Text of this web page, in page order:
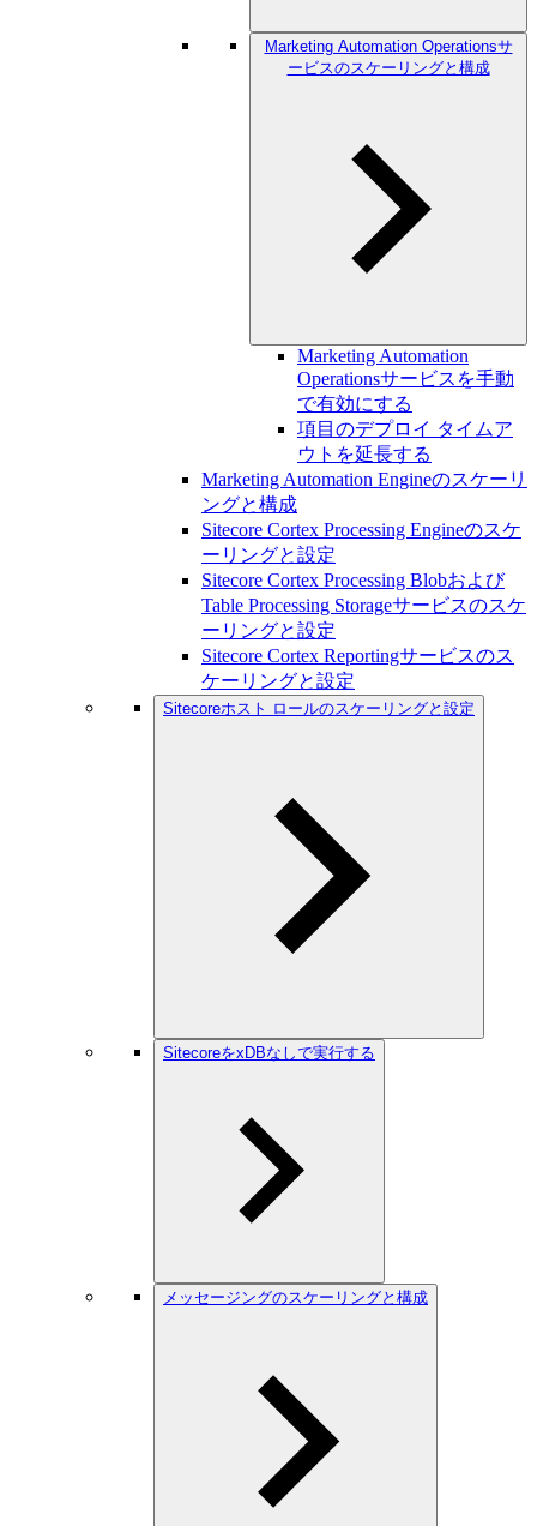
Marketing Automation Operationsサ
ービスのスケーリングと構成
Marketing Automation
Operationsサービスを手動
で有効にする
項目のデプロイ タイムア
ウトを延長する
Marketing Automation Engineのスケーリ
ングと構成
Sitecore Cortex Processing Engineのスケ
ーリングと設定
Sitecore Cortex Processing Blobおよび
Table Processing Storageサービスのスケ
ーリングと設定
Sitecore Cortex Reportingサービスのス
ケーリングと設定
Sitecoreホスト ロールのスケーリングと設定
SitecoreをxDBなしで実行する
メッセージングのスケーリングと構成